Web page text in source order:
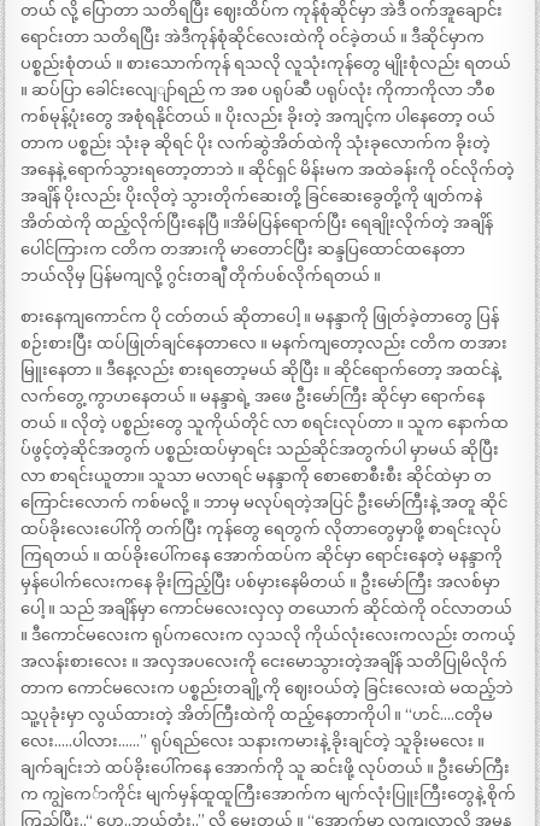
တယ် လို့ ပြောတာ သတိရပြီး ဈေးထိပ်က ကုန်စုံဆိုင်မှာ အဲဒီ ဝက်အူချောင်း
ရောင်းတာ သတိရပြီး အဲဒီကုန်စုံဆိုင်လေးထဲကို ဝင်ခဲ့တယ် ။ ဒီဆိုင်မှာက
ပစ္စည်းစုံတယ် ။ စားသောက်ကုန် ရသလို လူသုံးကုန်တွေ မျိုးစုံလည်း ရတယ်
။ ဆပ်ပြာ ခေါင်းလျေျာ်ရည် က အစ ပရုပ်ဆီ ပရုပ်လုံး ကိုကာကိုလာ ဘီစ
ကစ်မုန့်ပုံးတွေ အစုံရနိုင်တယ် ။ ပိုးလည်း ခိုးတဲ့ အကျင့်က ပါနေတော့ ဝယ်
တာက ပစ္စည်း သုံးခု ဆိုရင် ပိုး လက်ဆွဲအိတ်ထဲကို သုံးခုလောက်က ခိုးတဲ့
အနေနဲ့ ရောက်သွားရတော့တာဘဲ ။ ဆိုင်ရှင် မိန်းမက အထဲခန်းကို ဝင်လိုက်တဲ့
အချိန် ပိုးလည်း ပိုးလိုတဲ့ သွားတိုက်ဆေးတို့ ခြင်ဆေးခွေတို့ကို ဖျတ်ကနဲ
အိတ်ထဲကို ထည့်လိုက်ပြီးနေပြီ ။အိမ်ပြန်ရောက်ပြီး ရေချိုးလိုက်တဲ့ အချိန်
ပေါင်ကြားက ငတိက တအားကို မာတောင်ပြီး ဆန္ဒပြထောင်ထနေတာ
ဘယ်လိုမှ ပြန်မကျလို့ ဂွင်းတချီ တိုက်ပစ်လိုက်ရတယ် ။
စားနေကျကောင်က ပို ငတ်တယ် ဆိုတာပေါ့ ။ မနန္ဒာကို ဖြုတ်ခဲ့တာတွေ ပြန်
စဉ်းစားပြီး ထပ်ဖြုတ်ချင်နေတာလေ ။ မနက်ကျတော့လည်း ငတိက တအား
မြူးနေတာ ။ ဒီနေ့လည်း စားရတော့မယ် ဆိုပြီး ။ ဆိုင်ရောက်တော့ အထင်နဲ့
လက်တွေ့ ကွာဟနေတယ် ။ မနန္ဒာရဲ့ အဖေ ဦးမော်ကြီး ဆိုင်မှာ ရောက်နေ
တယ် ။ လိုတဲ့ ပစ္စည်းတွေ သူကိုယ်တိုင် လာ စရင်းလုပ်တာ ။ သူက နောက်ထ
ပ်ဖွင့်တဲ့ဆိုင်အတွက် ပစ္စည်းထပ်မှာရင်း သည်ဆိုင်အတွက်ပါ မှာမယ် ဆိုပြီး
လာ စာရင်းယူတာ။ သူသာ မလာရင် မနန္ဒာကို စောစောစီးစီး ဆိုင်ထဲမှာ တ
ကြောင်းလောက် ကစ်မလို့ ။ ဘာမှ မလုပ်ရတဲ့အပြင် ဦးမော်ကြီးနဲ့ အတူ ဆိုင်
ထပ်ခိုးလေးပေါ်ကို တက်ပြီး ကုန်တွေ ရေတွက် လိုတာတွေမှာဖို့ စာရင်းလုပ်
ကြရတယ် ။ ထပ်ခိုးပေါ်ကနေ အောက်ထပ်က ဆိုင်မှာ ရောင်းနေတဲ့ မနန္ဒာကို
မှန်ပေါက်လေးကနေ ခိုးကြည့်ပြီး ပစ်မှားနေမိတယ် ။ ဦးမော်ကြီး အလစ်မှာ
ပေါ့ ။ သည် အချိန်မှာ ကောင်မလေးလှလှ တယောက် ဆိုင်ထဲကို ဝင်လာတယ်
။ ဒီကောင်မလေးက ရုပ်ကလေးက လှသလို ကိုယ်လုံးလေးကလည်း တကယ့်
အလန်းစားလေး ။ အလှအပလေးကို ငေးမောသွားတဲ့အချိန် သတိပြုမိလိုက်
တာက ကောင်မလေးက ပစ္စည်းတချို့ကို ဈေးဝယ်တဲ့ ခြင်းလေးထဲ မထည့်ဘဲ
သူ့ပုခုံးမှာ လွယ်ထားတဲ့ အိတ်ကြီးထဲကို ထည့်နေတာကိုပါ ။ “ဟင်….ငတိုမ
လေး…..ပါလား……” ရုပ်ရည်လေး သနားကမားနဲ့ ခိုးချင်တဲ့ သူခိုးမလေး ။
ချက်ချင်းဘဲ ထပ်ခိုးပေါ်ကနေ အောက်ကို သူ ဆင်းဖို့ လုပ်တယ် ။ ဦးမော်ကြီး
က ကျွဲကေ်ာကိုင်း မျက်မှန်ထူထူကြီးအောက်က မျက်လုံးပြူးကြီးတွေနဲ့ စိုက်
ကြည့်ပြီး..“ ဟေ့..ဘယ်တုံး..” လို့ မေးတယ် ။ “အောက်မှာ လူကျလာလို့ အမန